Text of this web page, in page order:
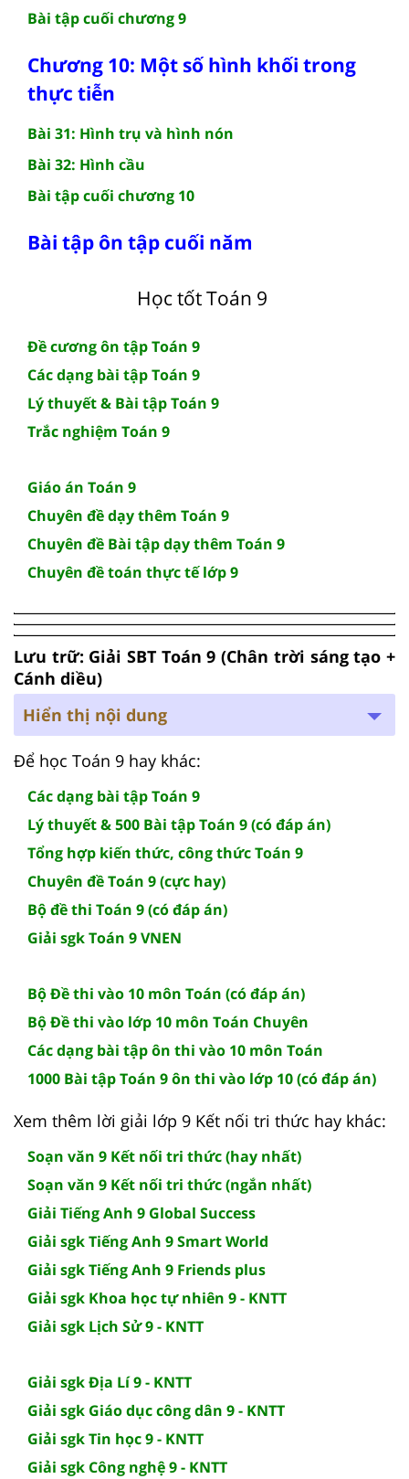
Bài tập cuối chương 9
Chương 10: Một số hình khối trong
thực tiễn
Bài 31: Hình trụ và hình nón
Bài 32: Hình cầu
Bài tập cuối chương 10
Bài tập ôn tập cuối năm
Học tốt Toán 9
Đề cương ôn tập Toán 9
Các dạng bài tập Toán 9
Lý thuyết & Bài tập Toán 9
Trắc nghiệm Toán 9
Giáo án Toán 9
Chuyên đề dạy thêm Toán 9
Chuyên đề Bài tập dạy thêm Toán 9
Chuyên đề toán thực tế lớp 9
Lưu trữ: Giải SBT Toán 9 (Chân trời sáng tạo +
Cánh diều)
Hiển thị nội dung
Để học Toán 9 hay khác:
Các dạng bài tập Toán 9
Lý thuyết & 500 Bài tập Toán 9 (có đáp án)
Tổng hợp kiến thức, công thức Toán 9
Chuyên đề Toán 9 (cực hay)
Bộ đề thi Toán 9 (có đáp án)
Giải sgk Toán 9 VNEN
Bộ Đề thi vào 10 môn Toán (có đáp án)
Bộ Đề thi vào lớp 10 môn Toán Chuyên
Các dạng bài tập ôn thi vào 10 môn Toán
1000 Bài tập Toán 9 ôn thi vào lớp 10 (có đáp án)
Xem thêm lời giải lớp 9 Kết nối tri thức hay khác:
Soạn văn 9 Kết nối tri thức (hay nhất)
Soạn văn 9 Kết nối tri thức (ngắn nhất)
Giải Tiếng Anh 9 Global Success
Giải sgk Tiếng Anh 9 Smart World
Giải sgk Tiếng Anh 9 Friends plus
Giải sgk Khoa học tự nhiên 9 - KNTT
Giải sgk Lịch Sử 9 - KNTT
Giải sgk Địa Lí 9 - KNTT
Giải sgk Giáo dục công dân 9 - KNTT
Giải sgk Tin học 9 - KNTT
Giải sgk Công nghệ 9 - KNTT